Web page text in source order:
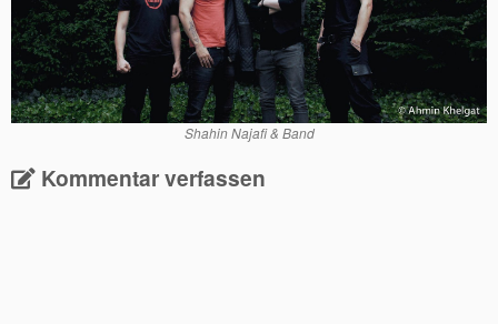
Shahin Najafi & Band
Kommentar verfassen